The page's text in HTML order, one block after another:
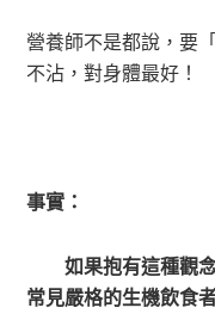
營養師不是都說，要
不沾，對身體最好！
事實：
如果抱有這種觀念
常見嚴格的生機飲食